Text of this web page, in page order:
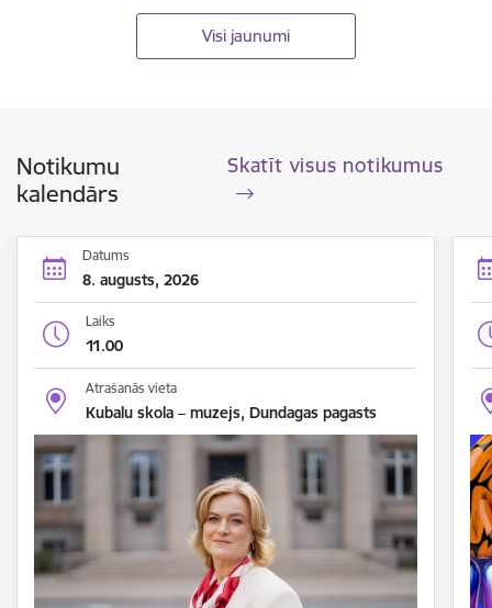
Visi jaunumi
Notikumu
kalendārs
Skatīt visus notikumus
Datums
8. augusts, 2026
Laiks
11.00
Atrašanās vieta
Kubalu skola – muzejs, Dundagas pagasts